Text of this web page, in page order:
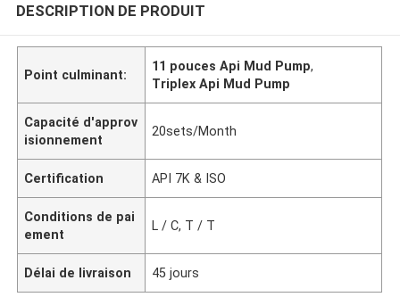
DESCRIPTION DE PRODUIT
Point culminant:
11 pouces Api Mud Pump,
Triplex Api Mud Pump
Capacité d'approv
isionnement
20sets/Month
Certification API 7K & ISO
Conditions de pai
ement
L / C, T / T
Délai de livraison 45 jours